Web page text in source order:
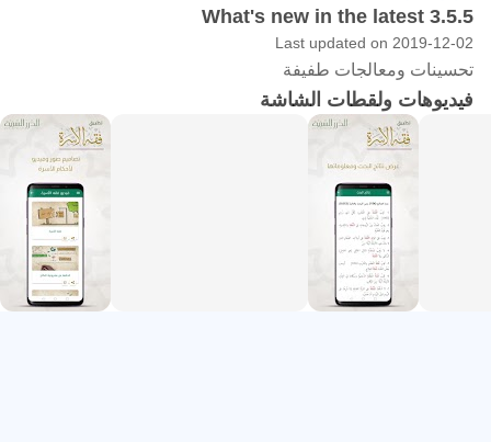
الأسرة بصيغة سهلة وعرض جذاب.
وغير ذلك من المزايا .
وهذا هو التطبيق الرسمي الوحيد الصادر عن مؤسسة الدرر السنية
لفقه الأسرة.
What's new in the latest 3.5.5
Last updated on 2019-12-02
تحسينات ومعالجات طفيفة
فيديوهات ولقطات الشاشة